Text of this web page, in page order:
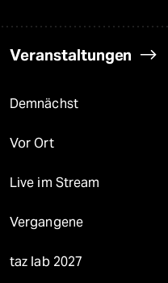
Veranstaltungen
Demnächst
Vor Ort
Live im Stream
Vergangene
taz lab 2027